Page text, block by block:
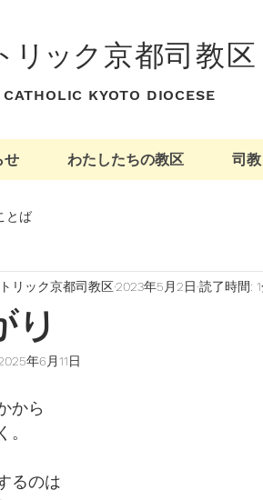
リッ ク京都司教区
​ CATHOLIC KYOTO DIOCESE
せ わたしたちの教区 司教
とば
り
リック京都司教区2023年5月2日 読了時間:
年6月11日
から
。
るのは